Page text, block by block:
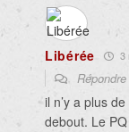
Libérée 3
il n’y a plus
debout. Le